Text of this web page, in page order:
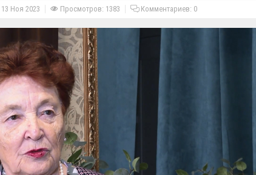
13 Ноя 2023 Просмотров: 1383 Комментариев: 0